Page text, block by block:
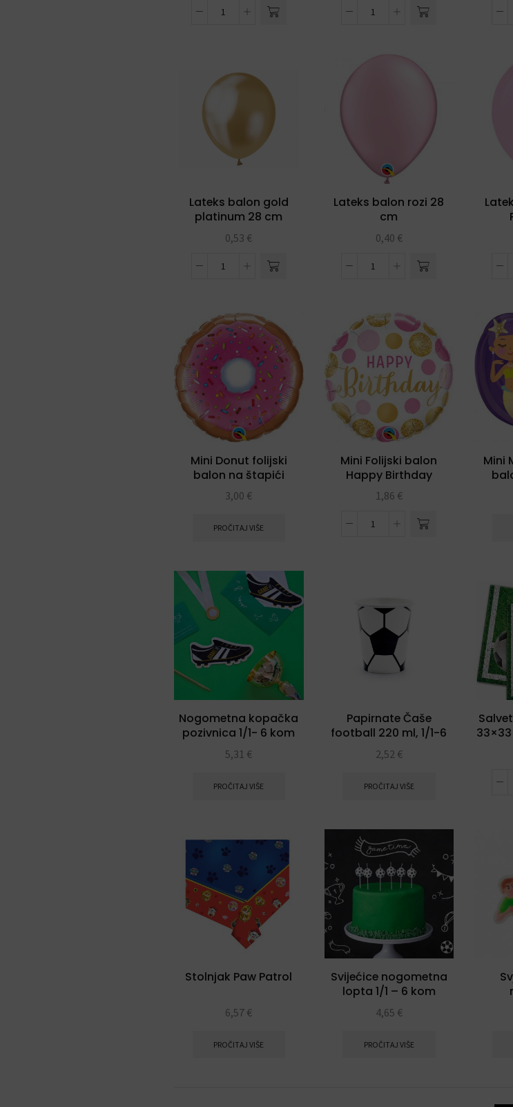
Lateks balon gold
platinum 28 cm
0,53 €
Lateks balon rozi 28
cm
0,40 €
Mini Donut folijski
balon na štapići
3,00 €
PROČITAJ VIŠE
Mini Folijski balon
Happy Birthday
Pink&Gold
1,86 €
Mini
Nogometna kopačka
pozivnica 1/1- 6 kom
5,31 €
PROČITAJ VIŠE
Papirnate Čaše
football 220 ml, 1/1-6
kom
2,52 €
PROČITAJ VIŠE
Stolnjak Paw Patrol
6,57 €
PROČITAJ VIŠE
Svijećice nogometna
lopta 1/1 – 6 kom
4,65 €
PROČITAJ VIŠE